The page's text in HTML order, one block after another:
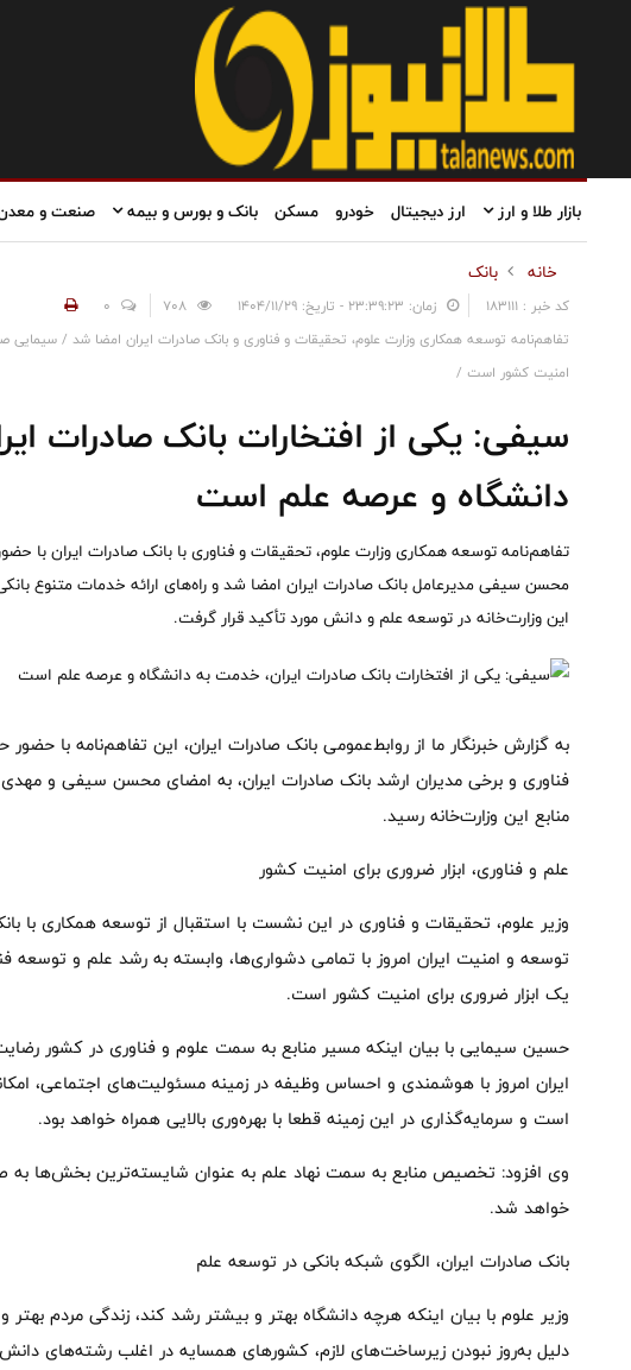
بازار طلا و ارز ارز دیجیتال خودرو مسکن بانک و بورس و بیمه صنعت و
خانه بانک
کد خبر : 183111 زمان: ۲۳:۳۹:۲۳ - تاریخ: ۱۴۰۴/۱۱/۲۹
0
تفاهم‌نامه توسعه همکاری وزارت علوم، تحقیقات و فناوری و بانک صادرات ایران امضا شد / سیمایی
امنیت کشور است /
سیفی: یکی از افتخارات بانک صادرات
دانشگاه و عرصه علم است
​تفاهم‌نامه توسعه همکاری وزارت علوم، تحقیقات و فناوری با بانک صادرات ایران با
محسن سیفی مدیرعامل بانک صادرات ایران امضا شد و راه‌های ارائه خدمات متنوع
این وزارت‌خانه در توسعه علم و دانش مورد تأکید قرار گرفت.
به گزارش خبرنگار ما از روابط‌عمومی بانک صادرات ایران، این تفاهم‌نامه با
فناوری و برخی مدیران ارشد بانک صادرات ایران، به امضای محسن سیفی و مهدی
منابع این وزارت‌خانه رسید.
علم و فناوری، ابزار ضروری برای امنیت کشور
وزیر علوم، تحقیقات و فناوری در این نشست با استقبال از توسعه همکاری با
توسعه و امنیت ایران امروز با تمامی دشواری‌ها، وابسته به رشد علم و توسعه
یک ابزار ضروری برای امنیت کشور است.
حسین سیمایی با بیان اینکه مسیر منابع به سمت علوم و فناوری در کشور
ایران امروز با هوشمندی و احساس وظیفه در زمینه مسئولیت‌های اجتماعی،
است و سرمایه‌گذاری در این زمینه قطعا با بهره‌وری بالایی همراه خواهد بود.
وی افزود: تخصیص منابع به سمت نهاد علم به عنوان شایسته‌ترین بخش‌ها به
خواهد شد.
بانک صادرات ایران، الگوی شبکه بانکی در توسعه علم
وزیر علوم با بیان اینکه هرچه دانشگاه بهتر و بیشتر رشد کند، زندگی مردم
دلیل به‌روز نبودن زیرساخت‌های لازم، کشورهای همسایه در اغلب رشته‌های